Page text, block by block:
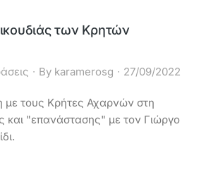
των Κρητών
By karamerosg 27/09/2022
με τους Κρήτες Αχαρνών στη
και "επανάστασης" με τον Γιώργο